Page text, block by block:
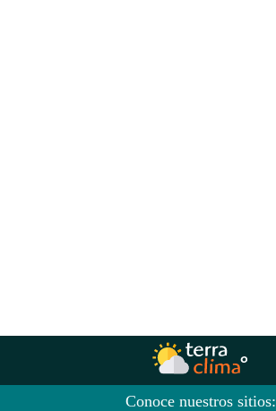
Conoce nuestros sitios: